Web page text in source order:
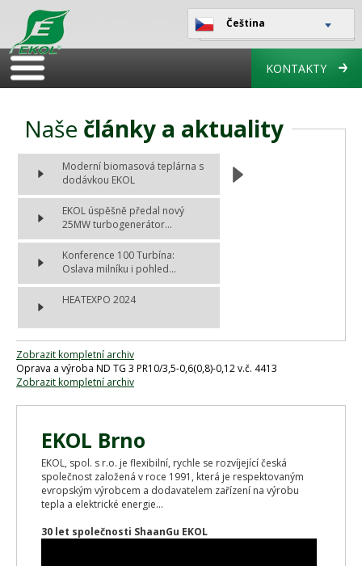
Čeština
KONTAKTY
Naše články a aktuality
Moderní biomasová teplárna s
dodávkou EKOL
EKOL úspěšně předal nový
25MW turbogenerátor...
Konference 100 Turbína:
Oslava milníku i pohled...
HEATEXPO 2024
Zobrazit kompletní archiv
Oprava a výroba ND TG 3 PR10/3,5-0,6(0,8)-0,12 v.č. 4413
Zobrazit kompletní archiv
EKOL Brno
EKOL, spol. s r.o. je flexibilní, rychle se rozvíjející česká
společnost založená v roce 1991, která je respektovaným
evropským výrobcem a dodavatelem zařízení na výrobu
tepla a elektrické energie...
30 let společnosti ShaanGu EKOL